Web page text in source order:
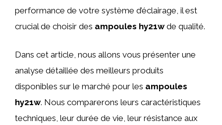
performance de votre système d’éclairage, il est
crucial de choisir des ampoules hy21w de qualité.
Dans cet article, nous allons vous présenter une
analyse détaillée des meilleurs produits
disponibles sur le marché pour les ampoules
hy21w. Nous comparerons leurs caractéristiques
techniques, leur durée de vie, leur résistance aux